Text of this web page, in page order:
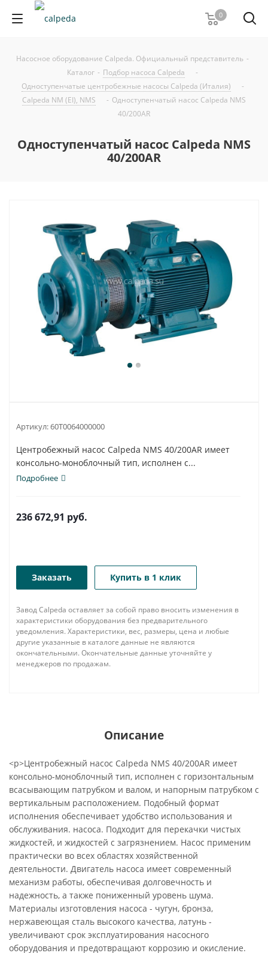
0
Насосное оборудование Calpeda. Официальный представитель -
Каталог - Подбор насоса Calpeda
-
Одноступенчатые центробежные насосы Calpeda (Италия)
-
Calpeda NM (EI), NMS
- Одноступенчатый насос Calpeda NMS
40/200AR
Одноступенчатый насос Calpeda NMS
40/200AR
Артикул:60T0064000000
Центробежный насос Calpeda NMS 40/200AR имеет
консольно-моноблочный тип, исполнен с...
Подробнее
236 672,91 руб.
Заказать Купить в 1 клик
Завод Calpeda оставляет за собой право вносить изменения в
характеристики оборудования без предварительного
уведомления. Характеристики, вес, размеры, цена и любые
другие указанные в каталоге данные не являются
окончательными. Окончательные данные уточняйте у
менеджеров по продажам.
Описание
<p>Центробежный насос Calpeda NMS 40/200AR имеет
консольно-моноблочный тип, исполнен с горизонтальным
всасывающим патрубком и валом, и напорным патрубком с
вертикальным расположением. Подобный формат
исполнения обеспечивает удобство использования и
обслуживания. насоса. Подходит для перекачки чистых
жидкостей, и жидкостей с загрязнением. Насос применим
практически во всех областях хозяйственной
деятельности. Двигатель насоса имеет современный
механизм работы, обеспечивая долговечность и
надежность, а также пониженный уровень шума.
Материалы изготовления насоса - чугун, бронза,
нержавеющая сталь высокого качества, латунь -
увеличивают срок эксплуатирования насосного
оборудования и предотвращают коррозию и окисление.